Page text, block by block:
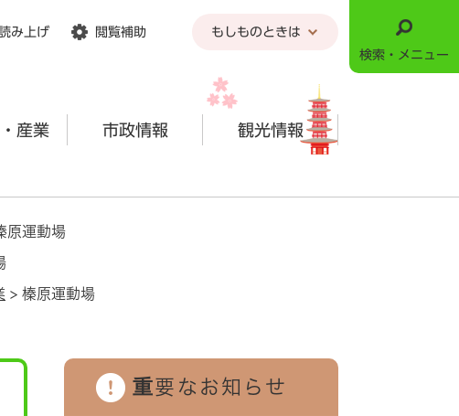
み上げ 閲覧補助 もしものときは
産業 市政情報 観光情報
検索・メニュー
原運動場
> 榛原運動場
重要なお知らせ